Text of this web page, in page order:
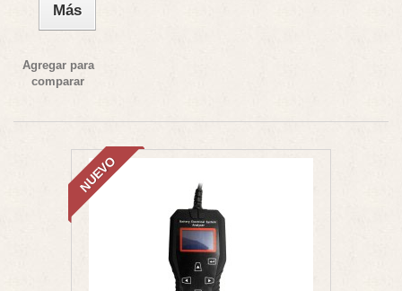
Más
Agregar para
comparar
NUEVO